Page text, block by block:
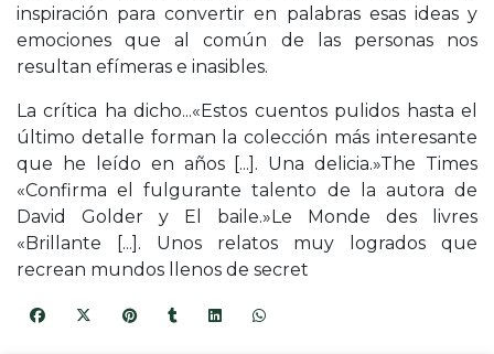
inspiración para convertir en palabras esas ideas y
emociones que al común de las personas nos
resultan efímeras e inasibles.
La crítica ha dicho...«Estos cuentos pulidos hasta el
último detalle forman la colección más interesante
que he leído en años [...]. Una delicia.»The Times
«Confirma el fulgurante talento de la autora de
David Golder y El baile.»Le Monde des livres
«Brillante [...]. Unos relatos muy logrados que
recrean mundos llenos de secret